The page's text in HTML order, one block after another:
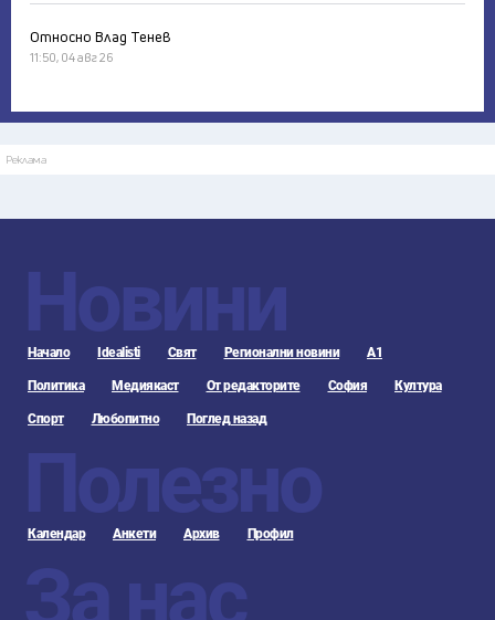
Относно Влад Тенев
11:50, 04 авг 26
Реклама
Новини
Начало Idealisti Свят Регионални новини А1
Политика Медиякаст От редакторите София Култура
Спорт Любопитно Поглед назад
Полезно
Календар Анкети Архив Профил
За нас